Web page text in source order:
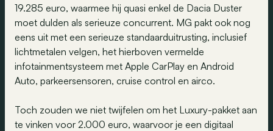
19.285 euro, waarmee hij quasi enkel de Dacia Duster
moet dulden als serieuze concurrent. MG pakt ook nog
eens uit met een serieuze standaarduitrusting, inclusief
lichtmetalen velgen, het hierboven vermelde
infotainmentsysteem met Apple CarPlay en Android
Auto, parkeersensoren, cruise control en airco.
Toch zouden we niet twijfelen om het Luxury-pakket aan
te vinken voor 2.000 euro, waarvoor je een digitaal